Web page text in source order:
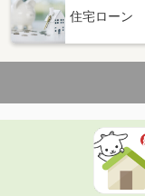
住宅ローン